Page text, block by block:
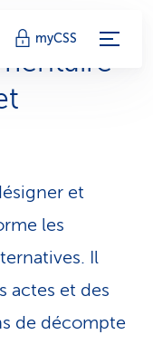
myCSS
et
les
Il
actes et des
de décompte